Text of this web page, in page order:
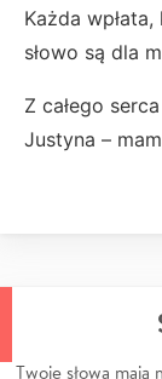
Każda
słowo są dla
Z całego
Justyna –
Twoje słowa mają